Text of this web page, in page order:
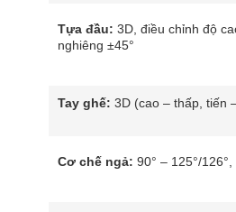
Tựa đầu: 3D, điều chỉnh độ
nghiêng ±45°
Tay ghế: 3D (cao – thấp, tiến
Cơ chế ngả: 90° – 125°/